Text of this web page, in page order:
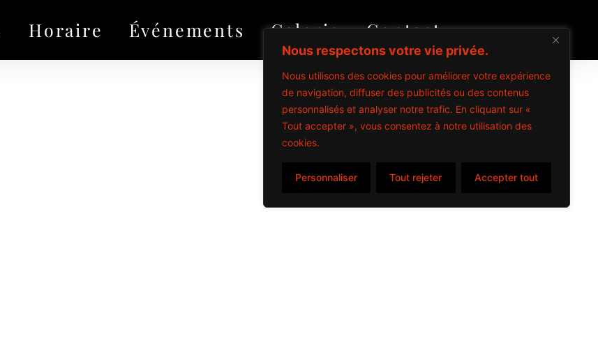
Nous respectons votre vie privée.
Nous utilisons des cookies pour améliorer votre expérience
de navigation, diffuser des publicités ou des contenus
personnalisés et analyser notre trafic. En cliquant sur «
Tout accepter », vous consentez à notre utilisation des
cookies.
Personnaliser Tout rejeter Accepter tout
Horaire Événements Galerie Contact